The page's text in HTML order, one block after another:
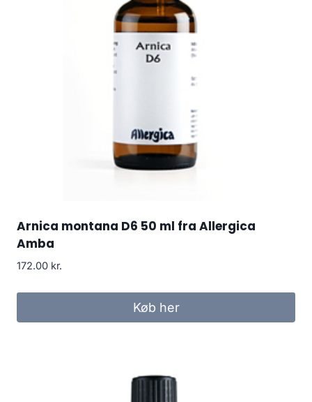
Arnica montana D6 50 ml fra Allergica
Amba
172.00 kr.
Køb her